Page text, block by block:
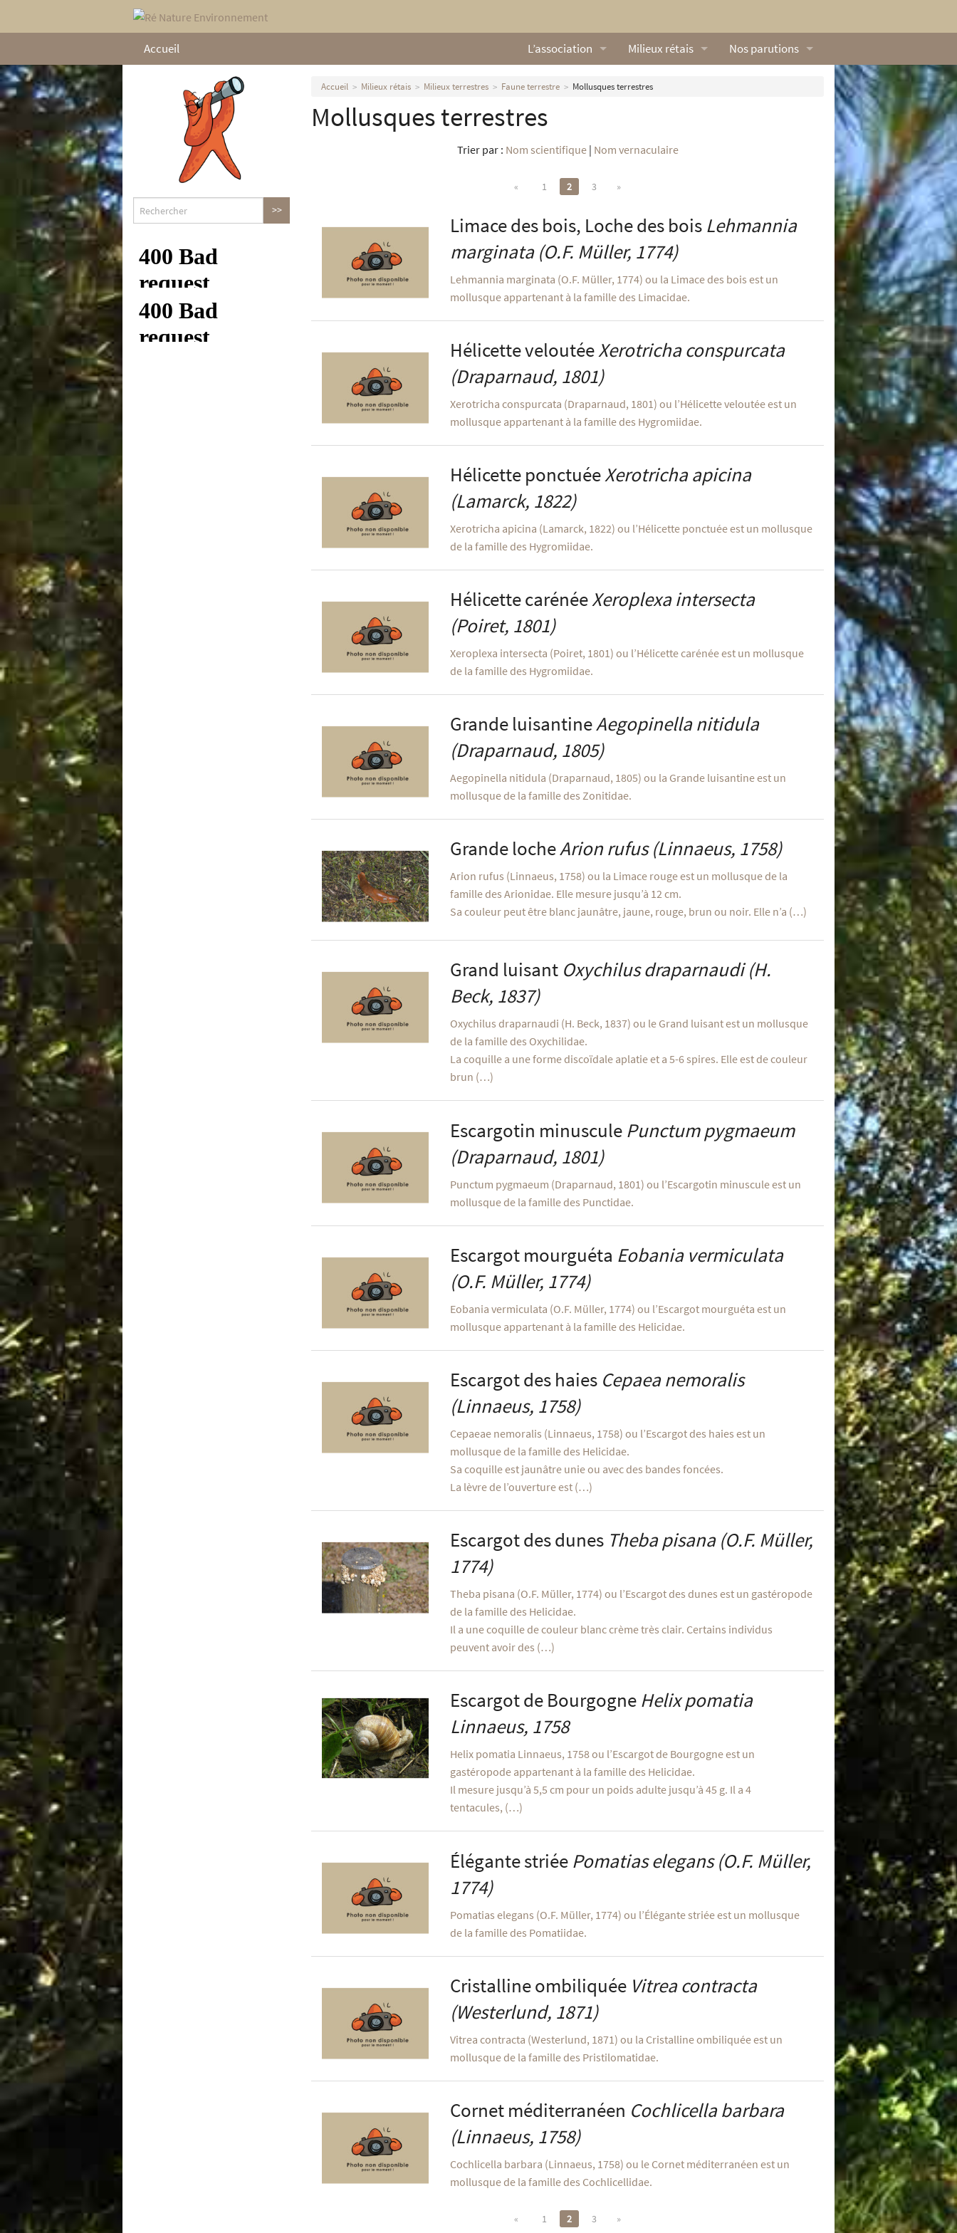
Accueil L’association
Qui sommes nous ?
Nos missions
Nos statuts
Le Conseil d’Administration
Nous contacter
Actualités
Milieux rétais
Lexique
Milieux marins
Nos parutions
Vidéos naturalistes de Ré Nature
Accueil Milieux rétais Milieux terrestres Faune terrestre Mollusques terrestres
Mollusques terrestres
Trier par : Nom scientifique| Nom vernaculaire
« 1 2 3 »
Limace des bois, Loche des bois Lehmannia
marginata(O.F. Müller, 1774)
Lehmannia marginata (O.F. Müller, 1774) ou la Limace des bois est un
mollusque appartenant à la famille des Limacidae.
Hélicette veloutéeXerotricha conspurcata
(Draparnaud, 1801)
Xerotricha conspurcata (Draparnaud, 1801) ou l’Hélicette veloutée est un
mollusque appartenant à la famille des Hygromiidae.
Hélicette ponctuéeXerotricha apicina
(Lamarck, 1822)
Xerotricha apicina (Lamarck, 1822) ou l’Hélicette ponctuée est un mollusque
de la famille des Hygromiidae.
Hélicette carénéeXeroplexa intersecta
(Poiret, 1801)
Xeroplexa intersecta (Poiret, 1801) ou l’Hélicette carénée est un mollusque
de la famille des Hygromiidae.
Grande luisantineAegopinella nitidula
(Draparnaud, 1805)
Aegopinella nitidula (Draparnaud, 1805) ou la Grande luisantine est un
mollusque de la famille des Zonitidae.
Grande locheArion rufus(Linnaeus, 1758)
Arion rufus (Linnaeus, 1758) ou la Limace rouge est un mollusque de la
famille des Arionidae. Elle mesure jusqu’à 12 cm.
Sa couleur peut être blanc jaunâtre, jaune, rouge, brun ou noir. Elle n’a (…)
Grand luisant Oxychilus draparnaudi(H.
Beck, 1837)
Oxychilus draparnaudi (H. Beck, 1837) ou le Grand luisant est un mollusque
de la famille des Oxychilidae.
La coquille a une forme discoïdale aplatie et a 5-6 spires. Elle est de couleur
brun (…)
Escargotin minuscule Punctum pygmaeum
(Draparnaud, 1801)
Punctum pygmaeum (Draparnaud, 1801) ou l’Escargotin minuscule est un
mollusque de la famille des Punctidae.
Escargot mourguéta Eobania vermiculata
(O.F. Müller, 1774)
Eobania vermiculata (O.F. Müller, 1774) ou l’Escargot mourguéta est un
mollusque appartenant à la famille des Helicidae.
Escargot des haies Cepaea nemoralis
(Linnaeus, 1758)
Cepaeae nemoralis (Linnaeus, 1758) ou l’Escargot des haies est un
mollusque de la famille des Helicidae.
Sa coquille est jaunâtre unie ou avec des bandes foncées.
La lèvre de l’ouverture est (…)
Escargot des dunes Theba pisana(O.F. Müller,
1774)
Theba pisana (O.F. Müller, 1774) ou l’Escargot des dunes est un gastéropode
de la famille des Helicidae.
Il a une coquille de couleur blanc crème très clair. Certains individus
peuvent avoir des (…)
Escargot de Bourgogne Helix pomatia
Linnaeus, 1758
Helix pomatia Linnaeus, 1758 ou l’Escargot de Bourgogne est un
gastéropode appartenant à la famille des Helicidae.
Il mesure jusqu’à 5,5 cm pour un poids adulte jusqu’à 45 g. Il a 4
tentacules, (…)
Élégante striée Pomatias elegans(O.F. Müller,
1774)
Pomatias elegans (O.F. Müller, 1774) ou l’Élégante striée est un mollusque
de la famille des Pomatiidae.
Cristalline ombiliquée Vitrea contracta
(Westerlund, 1871)
Vitrea contracta (Westerlund, 1871) ou la Cristalline ombiliquée est un
mollusque de la famille des Pristilomatidae.
Cornet méditerranéen Cochlicella barbara
(Linnaeus, 1758)
Cochlicella barbara (Linnaeus, 1758) ou le Cornet méditerranéen est un
mollusque de la famille des Cochlicellidae.
« 1 2 3 »